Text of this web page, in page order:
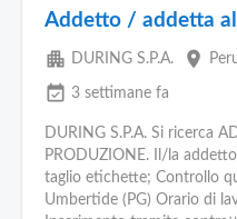
Addetto / addetta
apartment DURING S.P.A. place
event_available 3 settimane fa
DURING S.P.A. Si ricerca
PRODUZIONE. Il/la
taglio etichette; Controllo
Umbertide (PG) Orario di